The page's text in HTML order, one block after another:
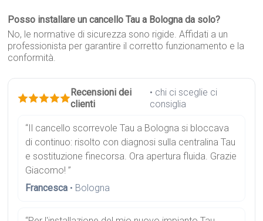
Posso installare un cancello Tau a Bologna da solo?
No, le normative di sicurezza sono rigide. Affidati a un
professionista per garantire il corretto funzionamento e la
conformità.
Recensioni dei
clienti
• chi ci sceglie ci
consiglia
“Il cancello scorrevole Tau a Bologna si bloccava
di continuo: risolto con diagnosi sulla centralina Tau
e sostituzione finecorsa. Ora apertura fluida. Grazie
Giacomo! ”
Francesca • Bologna